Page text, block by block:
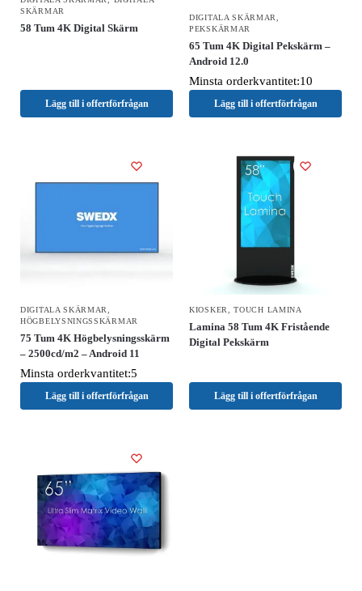
SKÄRMAR
58 Tum 4K Digital Skärm
Lägg till i offertförfrågan
DIGITALA SKÄRMAR
PEKSKÄRMAR
65 Tum 4K Digital Pekskärm –
Android 12.0
Minsta orderkvantitet:10
Lägg till i offertförfrågan
DIGITALA SKÄRMAR
HÖGBELYSNINGSSKÄRMAR
75 Tum 4K Högbelysningsskärm
– 2500cd/m2 – Android 11
Minsta orderkvantitet:5
Lägg till i offertförfrågan
KIOSKER ,TOUCH LAMINA
Lamina 58 Tum 4K Fristående
Digital Pekskärm
Lägg till i offertförfrågan